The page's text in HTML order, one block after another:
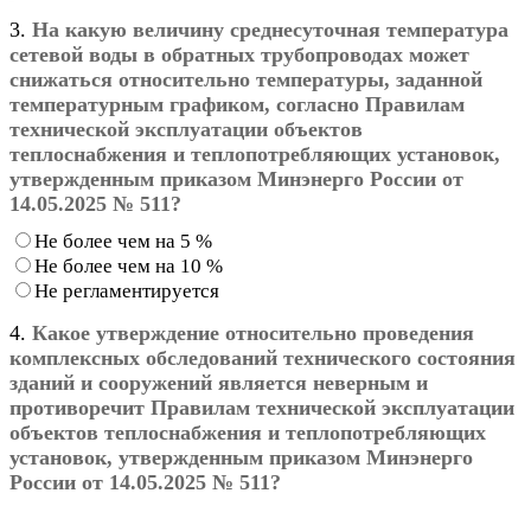
3. На какую величину среднесуточная температура
сетевой воды в обратных трубопроводах может
снижаться относительно температуры, заданной
температурным графиком, согласно Правилам
технической эксплуатации объектов
теплоснабжения и теплопотребляющих установок,
утвержденным приказом Минэнерго России от
14.05.2025 № 511?
Не более чем на 5 %
Не более чем на 10 %
Не регламентируется
4. Какое утверждение относительно проведения
комплексных обследований технического состояния
зданий и сооружений является неверным и
противоречит Правилам технической эксплуатации
объектов теплоснабжения и теплопотребляющих
установок, утвержденным приказом Минэнерго
России от 14.05.2025 № 511?